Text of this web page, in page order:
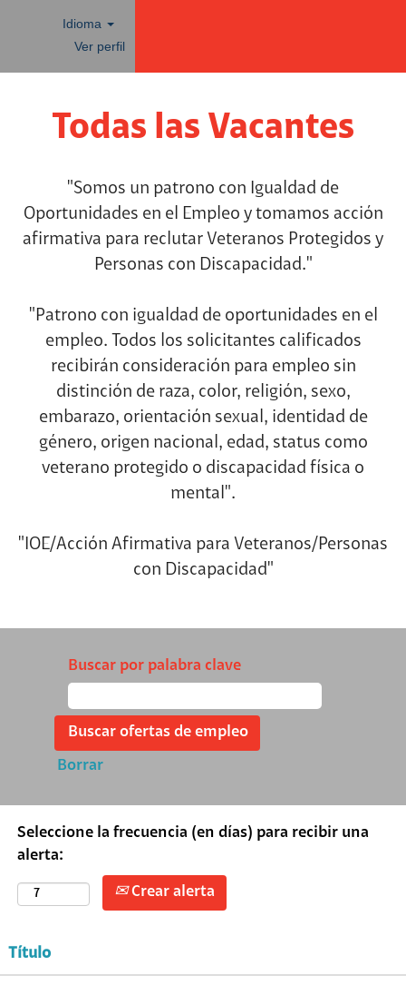
Idioma
Ver perfil
vacantesTodas las Vacantes
"Somos un patrono con Igualdad de
Oportunidades en el Empleo y tomamos acción
afirmativa para reclutar Veteranos Protegidos y
Personas con Discapacidad."
"Patrono con igualdad de oportunidades en el
empleo. Todos los solicitantes calificados
recibirán consideración para empleo sin
distinción de raza, color, religión, sexo,
embarazo, orientación sexual, identidad de
género, origen nacional, edad, status como
veterano protegido o discapacidad física o
mental".
"IOE/Acción Afirmativa para Veteranos/Personas
con Discapacidad"
Buscar por palabra clave
Borrar
Seleccione la frecuencia (en días) para recibir una
alerta:
Crear alerta
Título